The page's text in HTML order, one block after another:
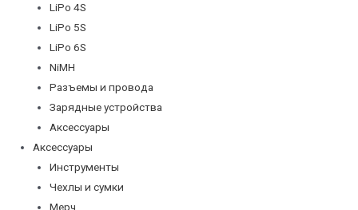
LiPo 4S
LiPo 5S
LiPo 6S
NiMH
Разъемы и провода
Зарядные устройства
Аксессуары
Аксессуары
Инструменты
Чехлы и сумки
Мерч